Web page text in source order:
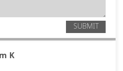
SUBMIT
K